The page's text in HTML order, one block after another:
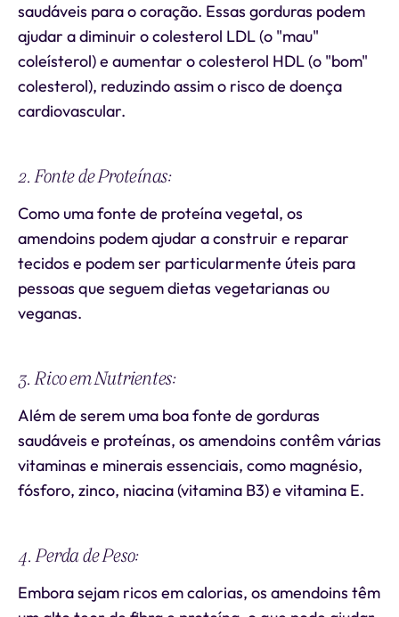
saudáveis para o coração. Essas gorduras podem
ajudar a diminuir o colesterol LDL (o "mau"
coleísterol) e aumentar o colesterol HDL (o "bom"
colesterol), reduzindo assim o risco de doença
cardiovascular.
2. Fonte de Proteínas:
Como uma fonte de proteína vegetal, os
amendoins podem ajudar a construir e reparar
tecidos e podem ser particularmente úteis para
pessoas que seguem dietas vegetarianas ou
veganas.
3. Rico em Nutrientes:
Além de serem uma boa fonte de gorduras
saudáveis e proteínas, os amendoins contêm várias
vitaminas e minerais essenciais, como magnésio,
fósforo, zinco, niacina (vitamina B3) e vitamina E.
4. Perda de Peso:
Embora sejam ricos em calorias, os amendoins têm